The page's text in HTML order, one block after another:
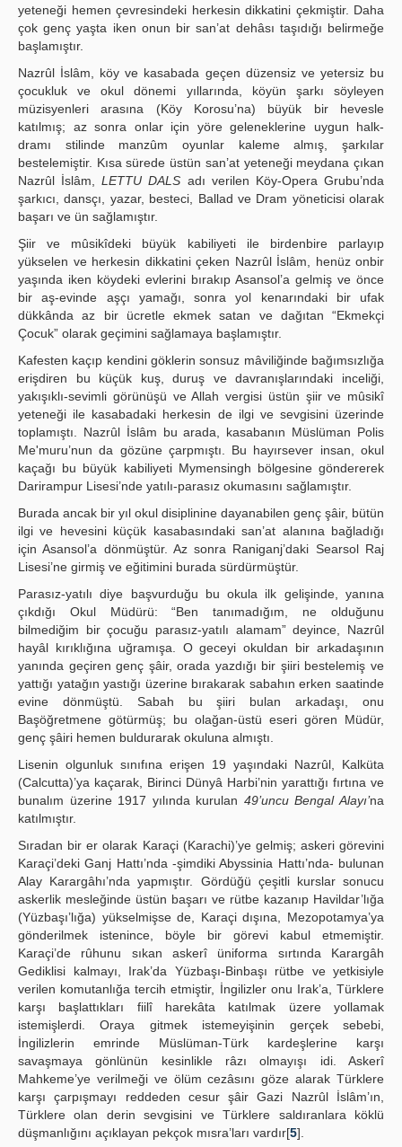
yeteneği hemen çevresindeki herkesin dikkatini çekmiştir. Daha
çok genç yaşta iken onun bir san’at dehâsı taşıdığı belirmeğe
başlamıştır.
Nazrûl İslâm, köy ve kasabada geçen düzensiz ve yetersiz bu
çocukluk ve okul dönemi yıllarında, köyün şarkı söyleyen
müzisyenleri arasına (Köy Korosu’na) büyük bir hevesle
katılmış; az sonra onlar için yöre geleneklerine uygun halk-
dramı stilinde manzûm oyunlar kaleme almış, şarkılar
bestelemiştir. Kısa sürede üstün san’at yeteneği meydana çıkan
Nazrûl İslâm,LETTU DALS adı verilen Köy-Opera Grubu’nda
şarkıcı, dansçı, yazar, besteci, Ballad ve Dram yöneticisi olarak
başarı ve ün sağlamıştır.
Şiir ve mûsikîdeki büyük kabiliyeti ile birdenbire parlayıp
yükselen ve herkesin dikkatini çeken Nazrûl İslâm, henüz onbir
yaşında iken köydeki evlerini bırakıp Asansol’a gelmiş ve önce
bir aş-evinde aşçı yamağı, sonra yol kenarındaki bir ufak
dükkânda az bir ücretle ekmek satan ve dağıtan “Ekmekçi
Çocuk” olarak geçimini sağlamaya başlamıştır.
Kafesten kaçıp kendini göklerin sonsuz mâviliğinde bağımsızlığa
erişdiren bu küçük kuş, duruş ve davranışlarındaki inceliği,
yakışıklı-sevimli görünüşü ve Allah vergisi üstün şiir ve mûsikî
yeteneği ile kasabadaki herkesin de ilgi ve sevgisini üzerinde
toplamıştı. Nazrûl İslâm bu arada, kasabanın Müslüman Polis
Me'muru’nun da gözüne çarpmıştı. Bu hayırsever insan, okul
kaçağı bu büyük kabiliyeti Mymensingh bölgesine göndererek
Darirampur Lisesi’nde yatılı-parasız okumasını sağlamıştır.
Burada ancak bir yıl okul disiplinine dayanabilen genç şâir, bütün
ilgi ve hevesini küçük kasabasındaki san’at alanına bağladığı
için Asansol’a dönmüştür. Az sonra Raniganj’daki Searsol Raj
Lisesi’ne girmiş ve eğitimini burada sürdürmüştür.
Parasız-yatılı diye başvurduğu bu okula ilk gelişinde, yanına
çıkdığı Okul Müdürü: “Ben tanımadığım, ne olduğunu
bilmediğim bir çocuğu parasız-yatılı alamam” deyince, Nazrûl
hayâl kırıklığına uğramışa. O geceyi okuldan bir arkadaşının
yanında geçiren genç şâir, orada yazdığı bir şiiri bestelemiş ve
yattığı yatağın yastığı üzerine bırakarak sabahın erken saatinde
evine dönmüştü. Sabah bu şiiri bulan arkadaşı, onu
Başöğretmene götürmüş; bu olağan-üstü eseri gören Müdür,
genç şâiri hemen buldurarak okuluna almıştı.
Lisenin olgunluk sınıfına erişen 19 yaşındaki Nazrûl, Kalküta
(Calcutta)’ya kaçarak, Birinci Dünyâ Harbi’nin yarattığı fırtına ve
bunalım üzerine 1917 yılında kurulan 49’uncu Bengal Alayı’na
katılmıştır.
Sıradan bir er olarak Karaçi (Karachi)’ye gelmiş; askeri görevini
Karaçi’deki Ganj Hattı’nda -şimdiki Abyssinia Hattı’nda- bulunan
Alay Karargâhı’nda yapmıştır. Gördüğü çeşitli kurslar sonucu
askerlik mesleğinde üstün başarı ve rütbe kazanıp Havildar’lığa
(Yüzbaşı’lığa) yükselmişse de, Karaçi dışına, Mezopotamya’ya
gönderilmek istenince, böyle bir görevi kabul etmemiştir.
Karaçi’de rûhunu sıkan askerî üniforma sırtında Karargâh
Gediklisi kalmayı, Irak’da Yüzbaşı-Binbaşı rütbe ve yetkisiyle
verilen komutanlığa tercih etmiştir, İngilizler onu Irak’a, Türklere
karşı başlattıkları fiilî harekâta katılmak üzere yollamak
istemişlerdi. Oraya gitmek istemeyişinin gerçek sebebi,
İngilizlerin emrinde Müslüman-Türk kardeşlerine karşı
savaşmaya gönlünün kesinlikle râzı olmayışı idi. Askerî
Mahkeme’ye verilmeği ve ölüm cezâsını göze alarak Türklere
karşı çarpışmayı reddeden cesur şâir Gazi Nazrûl İslâm’ın,
Türklere olan derin sevgisini ve Türklere saldıranlara köklü
düşmanlığını açıklayan pekçok mısra’ları vardır[5].